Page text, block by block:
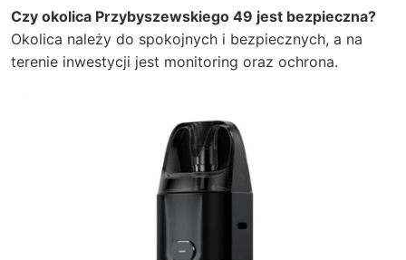
Czy okolica Przybyszewskiego 49 jest bezpieczna?
Okolica należy do spokojnych i bezpiecznych, a na
terenie inwestycji jest monitoring oraz ochrona.